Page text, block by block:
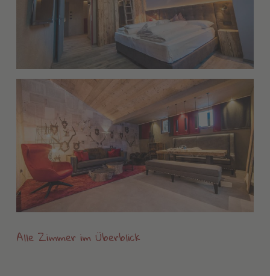
Alle Zimmer im Überblick